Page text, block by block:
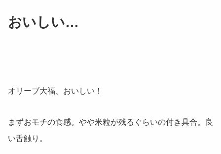
おいしい…
オリーブ大福、おいしい！
まずおモチの食感。やや米粒が残るぐらいの付き具合。良
い舌触り。